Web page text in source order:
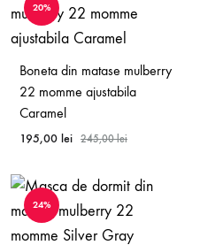
20%
Boneta din matase mulberry
22 momme ajustabila
Caramel
195,00 lei 245,00lei
24%